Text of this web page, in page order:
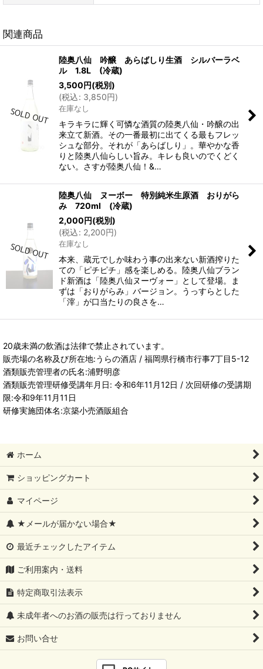
関連商品
陸奥八仙 吟醸 あらばしり生酒 シルバーラベ
ル 1.8L (冷蔵)
3,500円(税別)
(税込: 3,850円)
在庫なし
キラキラに輝く可憐な酒質の陸奥八仙・吟醸の出
来立て新酒。その一番最初に出てくる最もフレッ
シュな部分。それが「あらばしり」。華やかな香
りと陸奥八仙らしい旨み。キレも良いのでくどく
ない。さすが陸奥八仙！&…
陸奥八仙 ヌーボー 特別純米生原酒 おりがら
み 720ml (冷蔵)
2,000円(税別)
(税込: 2,200円)
在庫なし
本来、蔵元でしか味わう事の出来ない新酒搾りた
ての「ピチピチ」感を楽しめる。陸奥八仙ブラン
ド新酒は「陸奥八仙ヌーヴォー」として登場。ま
ずは「おりがらみ」バージョン。うっすらとした
「滓」が口当たりの良さを…
20歳未満の飲酒は法律で禁止されています。
販売場の名称及び所在地:うらの酒店 / 福岡県行橋市行事7丁目5-12
酒類販売管理者の氏名:浦野明彦
酒類販売管理研修受講年月日: 令和6年11月12日 / 次回研修の受講期
限:令和9年11月11日
研修実施団体名:京築小売酒販組合
ホーム
ショッピングカート
マイページ
★メールが届かない場合★
最近チェックしたアイテム
ご利用案内・送料
特定商取引法表示
未成年者へのお酒の販売は行っておりません
お問い合せ